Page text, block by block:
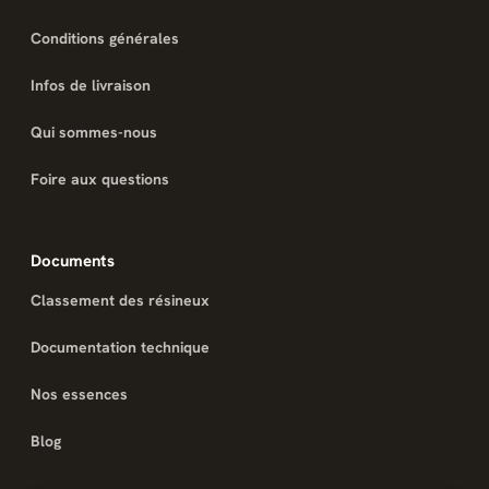
Conditions générales
Infos de livraison
Qui sommes-nous
Foire aux questions
Documents
Classement des résineux
Documentation technique
Nos essences
Blog